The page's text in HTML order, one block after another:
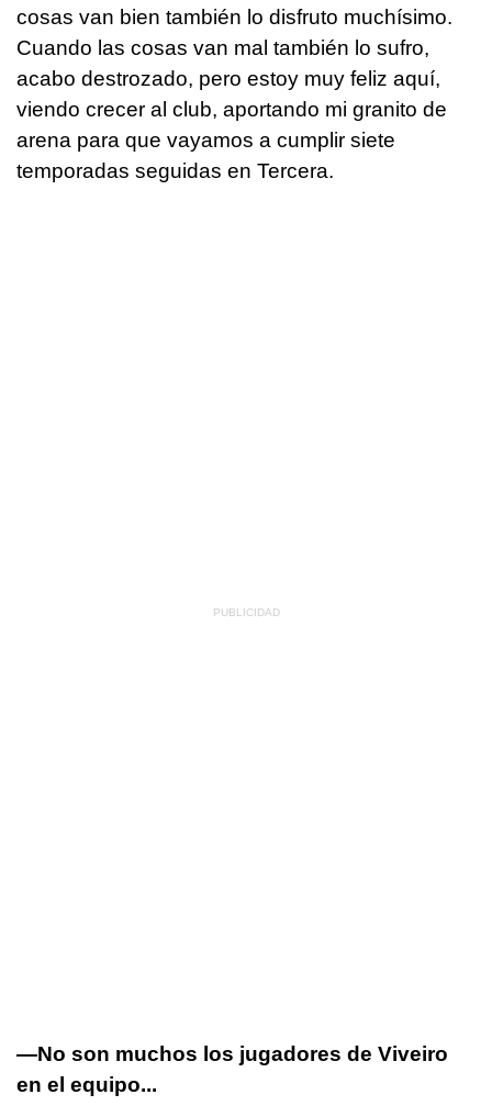
cosas van bien también lo disfruto muchísimo.
Cuando las cosas van mal también lo sufro,
acabo destrozado, pero estoy muy feliz aquí,
viendo crecer al club, aportando mi granito de
arena para que vayamos a cumplir siete
temporadas seguidas en Tercera.
—No son muchos los jugadores de Viveiro
en el equipo...